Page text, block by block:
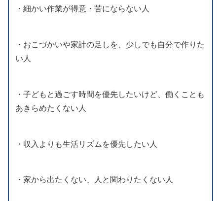
・細かい作業が得意・苦にならない人
・おこづかいや家計の足しを、少しでも自分で作りた
い人
・子どもと過ごす時間を優先したいけど、働くことも
あきらめたくない人
・収入よりも生活リズムを優先したい人
・家から出たくない、人と関わりたくない人